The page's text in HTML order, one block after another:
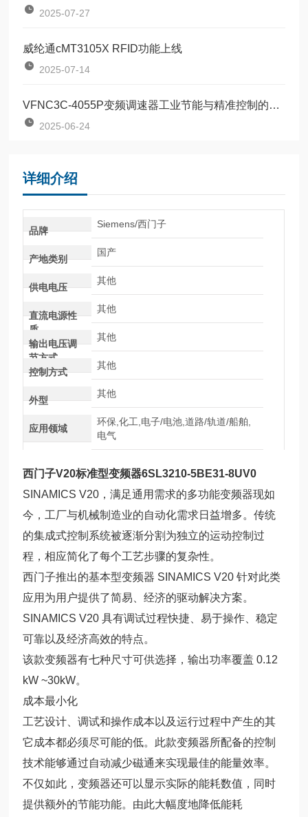
2025-07-27
威纶通cMT3105X RFID功能上线
2025-07-14
VFNC3C-4055P变频调速器工业节能与精准控制的革新产品
2025-06-24
详细介绍
品牌
Siemens/西门子
产地类别
国产
供电电压
其他
直流电源性
质
其他
输出电压调
节方式
其他
控制方式
其他
外型
其他
应用领域
环保,化工,电子/电池,道路/轨道/船舶,
电气
西门子V20标准型变频器6SL3210-5BE31-8UV0
SINAMICS V20，满足通用需求的多功能变频器现如
今，工厂与机械制造业的自动化需求日益增多。传统
的集成式控制系统被逐渐分割为独立的运动控制过
程，相应简化了每个工艺步骤的复杂性。
西门子推出的基本型变频器 SINAMICS V20 针对此类
应用为用户提供了简易、经济的驱动解决方案。
SINAMICS V20 具有调试过程快捷、易于操作、稳定
可靠以及经济高效的特点。
该款变频器有七种尺寸可供选择，输出功率覆盖 0.12
kW ~30kW。
成本最小化
工艺设计、调试和操作成本以及运行过程中产生的其
它成本都必须尽可能的低。此款变频器所配备的控制
技术能够通过自动减少磁通来实现最佳的能量效率。
不仅如此，变频器还可以显示实际的能耗数值，同时
提供额外的节能功能。由此大幅度地降低能耗